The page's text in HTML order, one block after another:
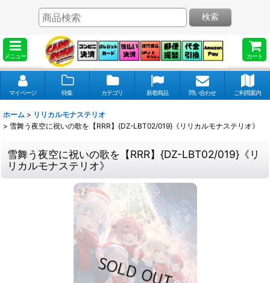
メニュー カート
検索
マイページ 特集 カテゴリ 新着商品 問い合わせ ご利用案内
ホーム > リリカルモナステリオ
> 雪舞う夜空に祝いの歌を【RRR】{DZ-LBT02/019}《リリカルモナステリオ》
雪舞う夜空に祝いの歌を【RRR】{DZ-LBT02/019}《リ
リカルモナステリオ》